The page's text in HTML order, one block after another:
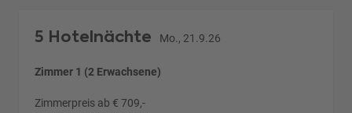
5 Hotelnächte Mo., 21.9.26
Zimmer 1 (2 Erwachsene)
Zimmerpreis ab € 709,-